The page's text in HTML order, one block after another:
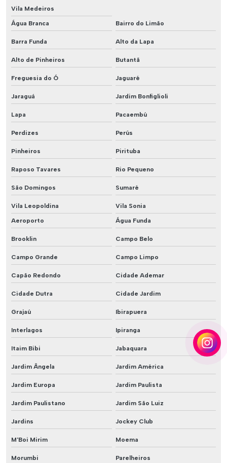
Vila Medeiros
Água Branca Bairro do Limão
Barra Funda Alto da Lapa
Alto de Pinheiros Butantã
Freguesia do Ó Jaguaré
Jaraguá Jardim Bonfiglioli
Lapa Pacaembú
Perdizes Perús
Pinheiros Pirituba
Raposo Tavares Rio Pequeno
São Domingos Sumaré
Vila Leopoldina Vila Sonia
Aeroporto Água Funda
Brooklin Campo Belo
Campo Grande Campo Limpo
Capão Redondo Cidade Ademar
Cidade Dutra Cidade Jardim
Grajaú Ibirapuera
Interlagos Ipiranga
Itaim Bibi Jabaquara
Jardim Ângela Jardim América
Jardim Europa Jardim Paulista
Jardim Paulistano Jardim São Luiz
Jardins Jockey Club
M'Boi Mirim Moema
Morumbi Parelheiros